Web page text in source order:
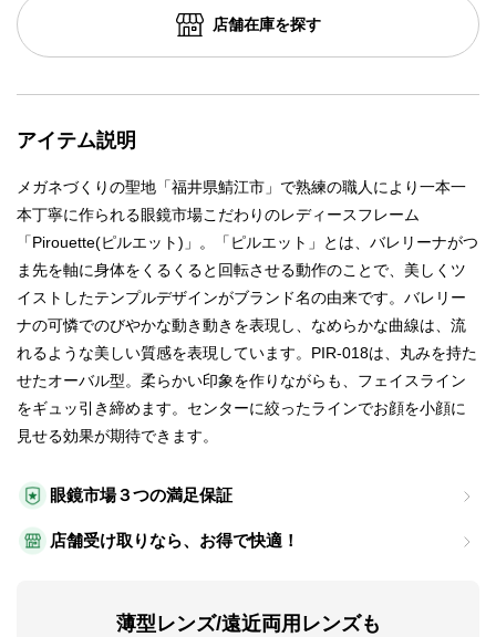
眼鏡市場３つの満足保証
店舗受け取りなら、お得で快適！
薄型レンズ/遠近両用レンズも
店舗在庫を探す
アイテム説明
メガネづくりの聖地「福井県鯖江市」で熟練の職人により一本一
本丁寧に作られる眼鏡市場こだわりのレディースフレーム
「Pirouette(ピルエット)」。「ピルエット」とは、バレリーナがつ
ま先を軸に身体をくるくると回転させる動作のことで、美しくツ
イストしたテンプルデザインがブランド名の由来です。バレリー
ナの可憐でのびやかな動き動きを表現し、なめらかな曲線は、流
れるような美しい質感を表現しています。PIR-018は、丸みを持た
せたオーバル型。柔らかい印象を作りながらも、フェイスライン
をギュッ引き締めます。センターに絞ったラインでお顔を小顔に
見せる効果が期待できます。